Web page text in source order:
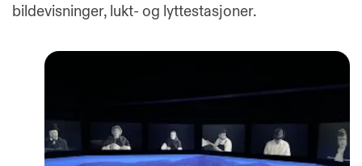
bildevisninger, lukt- og lyttestasjoner.